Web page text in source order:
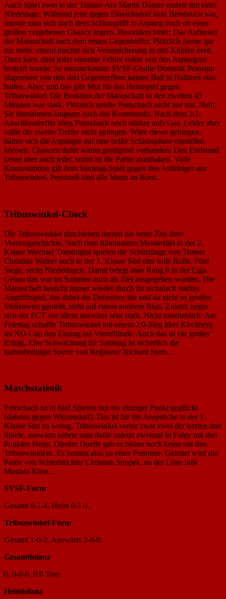
Auch Spiel zwei in der Trainer-Ära Martin Dorner endete mit einer
Niederlage: Während jene gegen Ebreichsdorf kein Beinbruch war,
musste man sich nach dem Schlusspfiff in Aspang doch ob einer
großen vergebenen Chance ärgern. Besonders bitter: Das Auftreten
der Mannschaft nach dem ersten Gegentreffer. Plötzlich passte gar
nix mehr, erneut machte sich Verunsicherung in den Köpfen breit.
Dazu kam, dass jeder einzelne Fehler sofort von den Aspangern
bestraft wurde. So musste/konnte SVSF-Goalie Dominik Peinsipp
abgesehen von den drei Gegentreffern keinen Ball in Halbzeit eins
halten. Aber, und das gibt Mut für das Heimspiel gegen
Tribuswinkel: Die Reaktion der Mannschaft in den zweiten 45
Minuten war stark. Plötzlich spielte Pottschach nicht nur mit. Nein.
Sie übrnahmen langsam auch das Kommando. Nach dem 3:1-
Anschlusstreffer stieg Pottschach noch stärker aufs Gas. Leider aber
sollte der zweite Treffer nicht gelingen. Wäre dieser gelungen,
hätten sich die Aspanger auf eine heiße Schlussphase einstellen
können. Chancen dafür waren genügend vorhanden. Den Endstand
kennt aber auch jeder, somit ist die Partie abzuhaken. Volle
Konzentration gilt dem Samstag-Spiel gegen den Aufsteiger aus
Tribuswinkel. Personell sind alle Mann an Bord.
Tribuswinkel-Check
Die Tribuswinkler durchleben derzeit die beste Zeit ihrer
Vereinsgeschichte. Nach dem fulminanten Meistertitel in der 2.
Klasse Wechsel Triestingtal spielen die Schützlinge von Trainer
Christian Walzer auch in der 1. Klasse Süd eine tolle Rolle. Fünf
Siege, sechs Niederlagen. Damit belegt man Rang 8 in der Liga.
Genau das war im Sommer auch als Ziel ausgegeben worden. Die
Mannschaft besticht immer wieder durch ihr technisch starkes
Angriffsspiel, das dabei die Defensive hie und da nicht so großen
Stellenwert genießt, steht auf einem anderen Blatt. Zuletzt zeigte
sich der FCT vor allem auswärts sehr stark. Nicht unerheblich: Am
Feiertag schaffte Tribuswinkel mit einem 2:0-Sieg über Kirchberg
im NÖ-Cup den Einzug ins Viertelfinale. Auch das ist ein großer
Erfolg. Eine Schwächung für Samstag ist sicherlich die
kartenbedingte Sperre von Regisseur Richard Stern…
Matchstatistik
Pottschach ist in fünf Spielen nur ein einziger Punkt geglückt
(daheim gegen Winzendorf). Das ist für die Ansprüche in der 1.
Klasse Süd zu wenig. Tribuswinkel verlor zwar zwei der letzten drei
Spiele, auswärts kehrte man dafür zuletzt zweimal in Folge mit drei
Punkten Heim. Direkte Duelle gab es bisher noch keine mit den
Tribuswinklern. Es kommt also zu einer Premiere. Geleitet wird die
Partie von Schiedsrichter Christian Snopek, an der Linie hilft
Mustafa Köse…
SVSF-Form
Gesamt 0-1-4, Heim 0-1-1.
Tribuswinkel-Form
Gesamt 1-0-2, Auswärts 2-0-0.
Gesamtbilanz
0, 0-0-0, 0:0 Tore
Heimbilanz